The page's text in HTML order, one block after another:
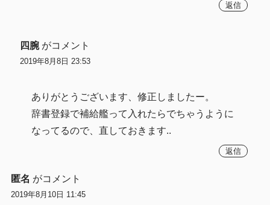
返信
四腕 がコメント
2019年8月8日 23:53
ありがとうございます、修正しましたー。
辞書登録で補給艦って入れたらでちゃうように
なってるので、直しておきます..
返信
匿名 がコメント
2019年8月10日 11:45